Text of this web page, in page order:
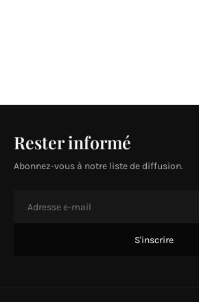
Rester informé
Abonnez-vous à notre liste de diffusion.